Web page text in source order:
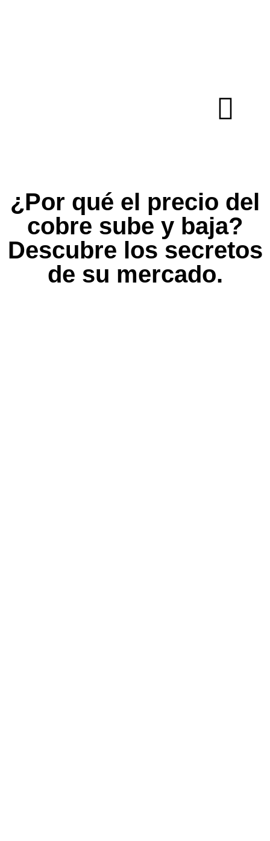
¿Por qué el precio del
cobre sube y baja?
Descubre los secretos
de su mercado.